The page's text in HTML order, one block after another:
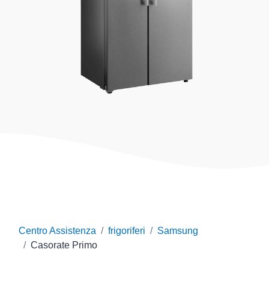
Centro Assistenza frigoriferi
Samsung
Casorate Primo